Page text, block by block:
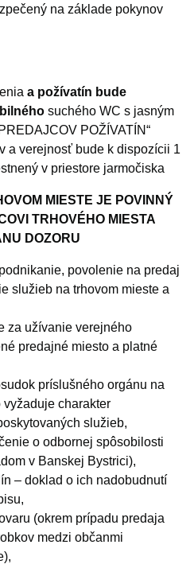
na základe pokynov
a požívatín bude
suchého WC s jasným
POŽÍVATÍN“
a verejnosť bude k dispozícii 1
v priestore jarmočiska
MIESTE JE POVINNÝ
TRHOVÉHO MIESTA
DOZORU
povolenie na predaj
služieb na trhovom mieste a
za užívanie verejného
predajné miesto a platné
príslušného orgánu na
charakter
služieb,
o odbornej spôsobilosti
v Banskej Bystrici),
– doklad o ich nadobudnutí
(okrem prípadu predaja
medzi občanmi